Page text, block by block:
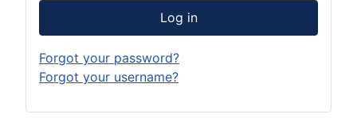
Log in
Forgot your password?
Forgot your username?